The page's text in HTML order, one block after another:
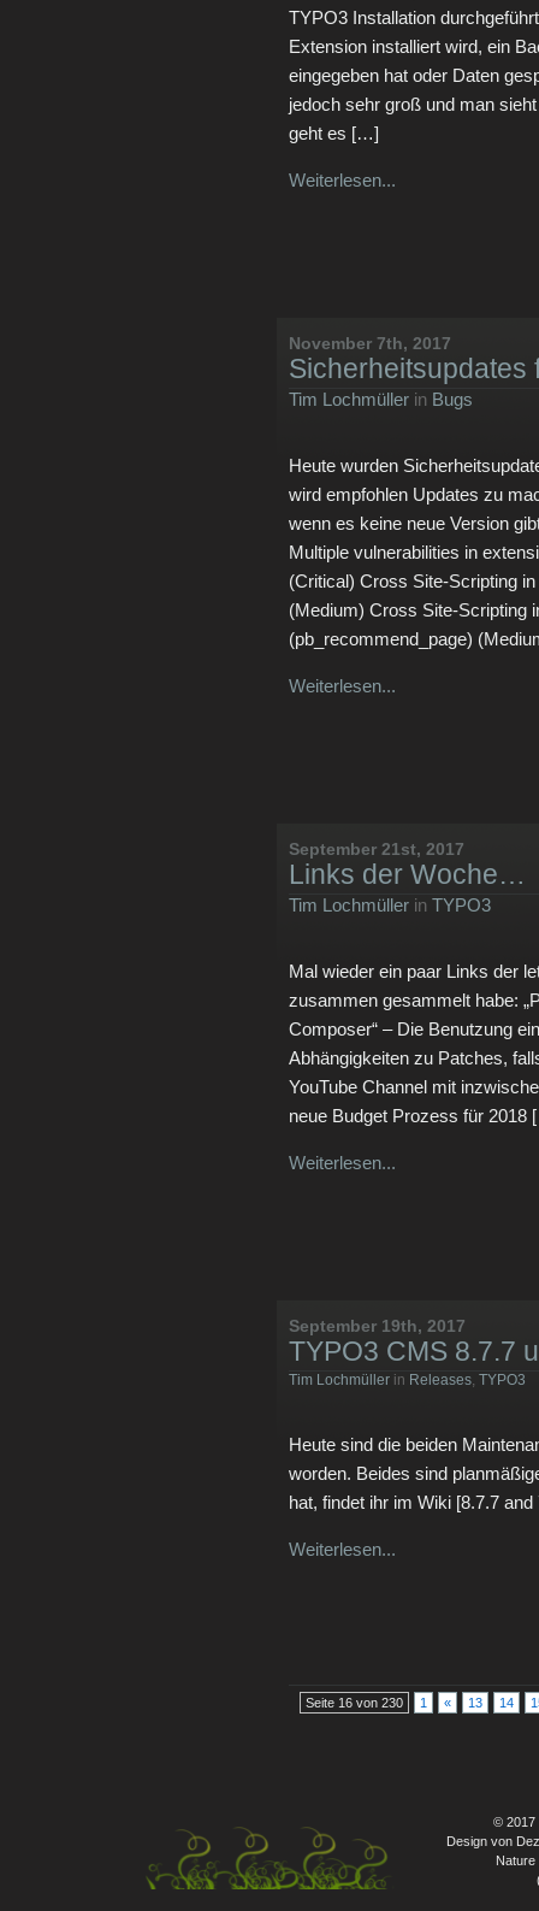
TYPO3 Installation
Extension installiert wird, ein
eingegeben hat oder Daten
jedoch sehr groß und man
geht es […]
Weiterlesen...
November 7th, 2017
Sicherheitsupdates
Tim Lochmüller in Bugs
Heute wurden
wird empfohlen Updates zu
wenn es keine neue Version
Multiple vulnerabilities in
(Critical) Cross Site-Scripting
(Medium) Cross Site-Scripting
(pb_recommend_page)
Weiterlesen...
September 21st, 2017
Links der Woche…
Tim Lochmüller in TYPO3
Mal wieder ein paar Links der
zusammen gesammelt habe:
Composer“ – Die Benutzung
Abhängigkeiten zu Patches,
YouTube Channel mit
neue Budget Prozess für 2018
Weiterlesen...
September 19th, 2017
TYPO3 CMS 8.7.7
Tim Lochmüller in Releases, TYPO3
Heute sind die beiden
worden. Beides sind
hat, findet ihr im Wiki [8.7.7
Weiterlesen...
Seite 16 von 230 1 « 13 14
© 2017
Design von
Nature